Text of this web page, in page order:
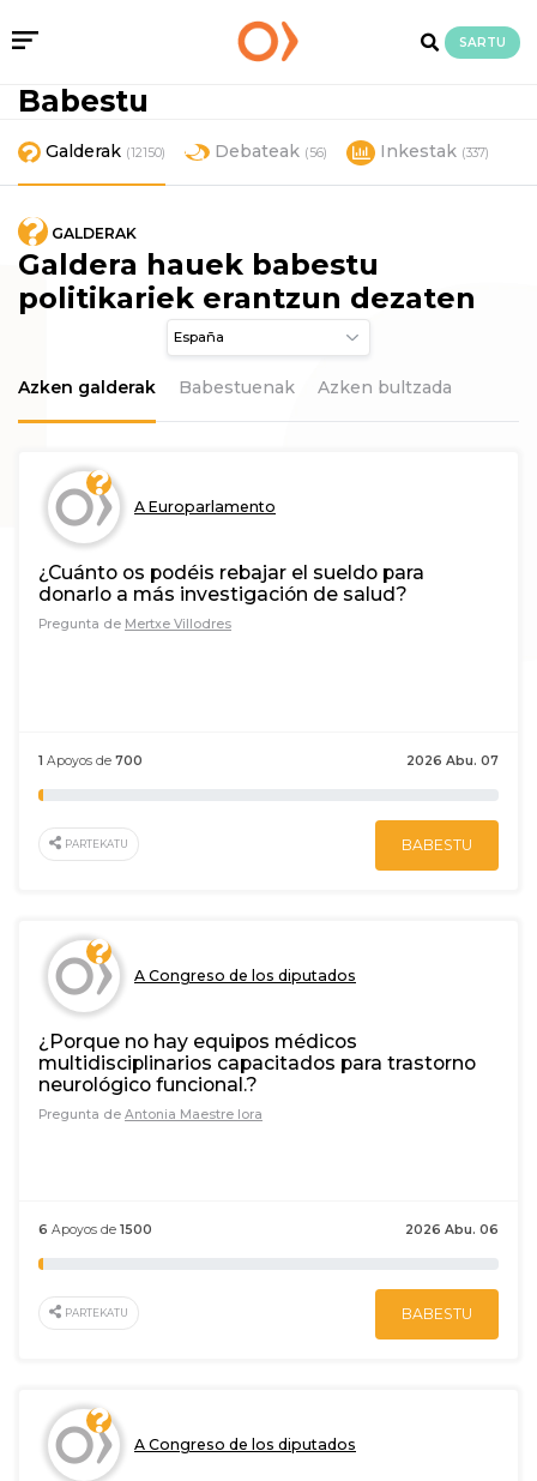
SARTU
Babestu
Galderak (12150) Debateak (56) Inkestak (337)
GALDERAK
Galdera hauek babestu
politikariek erantzun dezaten
Azken galderak Babestuenak Azken bultzada
A Europarlamento
¿Cuánto os podéis rebajar el sueldo para
donarlo a más investigación de salud?
Pregunta de Mertxe Villodres
2026 Abu. 07
1 Apoyos de 700
PARTEKATU BABESTU
A Congreso de los diputados
¿Porque no hay equipos médicos
multidisciplinarios capacitados para trastorno
neurológico funcional.?
Pregunta de Antonia Maestre lora
2026 Abu. 06
6 Apoyos de 1500
PARTEKATU BABESTU
A Congreso de los diputados